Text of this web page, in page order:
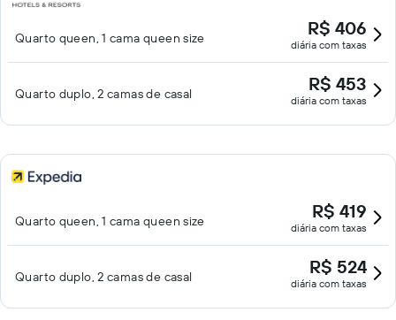
Quarto queen, 1 cama queen size R$ 406
diária com taxas
Quarto duplo, 2 camas de casal R$ 453
diária com taxas
Quarto queen, 1 cama queen size R$ 419
diária com taxas
Quarto duplo, 2 camas de casal R$ 524
diária com taxas